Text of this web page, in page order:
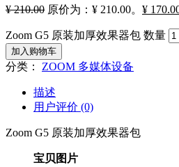
¥210.00 原价为：¥ 210.00。 ¥
Zoom G5 原装加厚效果器包 数量
加入购物车
分类： ZOOM 多媒体设备
描述
用户评价 (0)
Zoom G5 原装加厚效果器包
宝贝图片